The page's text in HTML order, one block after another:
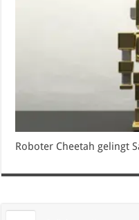
Roboter Cheetah gelingt